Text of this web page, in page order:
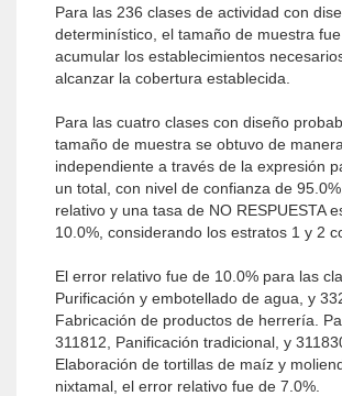
Para las 236 clases de actividad con
determinístico, el tamaño de muestra
acumular los establecimientos
alcanzar la cobertura establecida.
Para las cuatro clases con diseño
tamaño de muestra se obtuvo de manera
independiente a través de la expresión
un total, con nivel de confianza de
relativo y una tasa de NO RESPUESTA
10.0%, considerando los estratos 1 y 2
El error relativo fue de 10.0% para las
Purificación y embotellado de agua, y
Fabricación de productos de herrería.
311812, Panificación tradicional, y
Elaboración de tortillas de maíz y
nixtamal, el error relativo fue de 7.0%.